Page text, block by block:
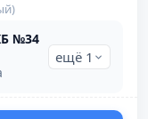
№34
ещё 1